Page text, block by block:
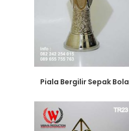
Piala Bergilir Sepak Bola